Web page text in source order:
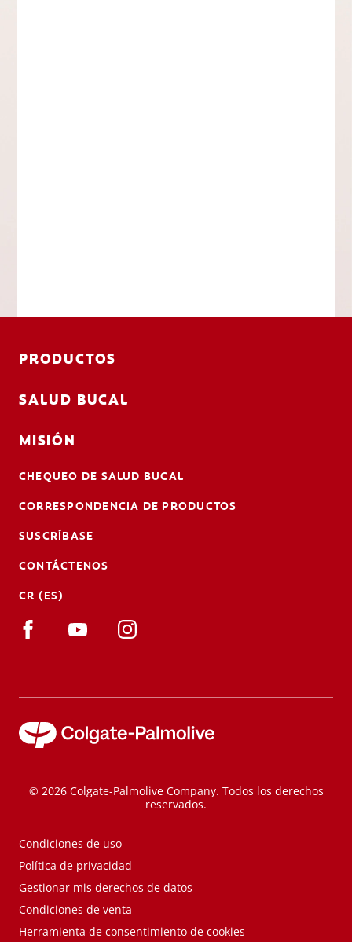
PRODUCTOS
SALUD BUCAL
MISIÓN
CHEQUEO DE SALUD BUCAL
CORRESPONDENCIA DE PRODUCTOS
SUSCRÍBASE
CONTÁCTENOS
CR (ES)
© 2026 Colgate-Palmolive Company. Todos los derechos
reservados.
Condiciones de uso
Política de privacidad
Gestionar mis derechos de datos
Condiciones de venta
Herramienta de consentimiento de cookies